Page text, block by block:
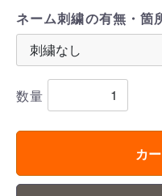
ネーム刺繍の有無・箇
数量
カ